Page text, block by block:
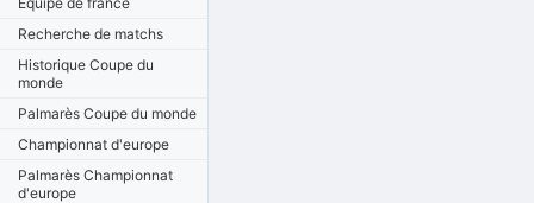
Recherche de matchs
Historique Coupe du
monde
Palmarès Coupe du monde
Championnat d'europe
Palmarès Championnat
d'europe